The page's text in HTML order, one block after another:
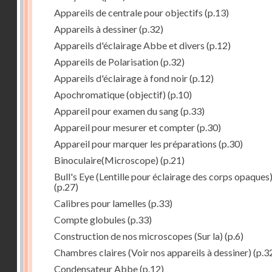
Appareils de centrale pour objectifs (p.13)
Appareils à dessiner(p.32)
Appareils d'éclairage Abbe et divers (p.12)
Appareils de Polarisation(p.32)
Appareils d'éclairage à fond noir(p.12)
Apochromatique (objectif) (p.10)
Appareil pour examen du sang(p.33)
Appareil pour mesurer et compter(p.30)
Appareil pour marquer les préparations (p.30)
Binoculaire(Microscope) (p.21)
Bull's Eye (Lentille pour éclairage des corps opaques)
(p.27)
Calibres pour lamelles (p.33)
Compte globules (p.33)
Construction de nos microscopes (Sur la) (p.6)
Chambres claires (Voir nos appareils à dessiner)
Condensateur Abbe(p.12)